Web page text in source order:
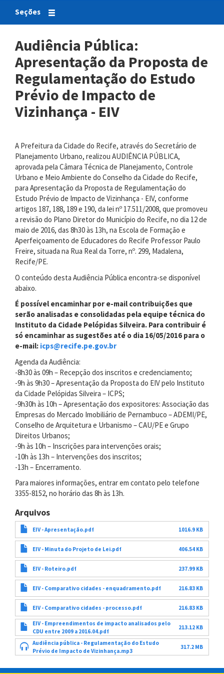
Seções
Audiência Pública:
Apresentação da Proposta de
Regulamentação do Estudo
Prévio de Impacto de
Vizinhança - EIV
A Prefeitura da Cidade do Recife, através do Secretário de
Planejamento Urbano, realizou AUDIÊNCIA PÚBLICA,
aprovada pela Câmara Técnica de Planejamento, Controle
Urbano e Meio Ambiente do Conselho da Cidade do Recife,
para Apresentação da Proposta de Regulamentação do
Estudo Prévio de Impacto de Vizinhança - EIV, conforme
artigos 187, 188, 189 e 190, da lei nº 17.511/2008, que promoveu
a revisão do Plano Diretor do Município do Recife, no dia 12 de
maio de 2016, das 8h30 às 13h, na Escola de Formação e
Aperfeiçoamento de Educadores do Recife Professor Paulo
Freire, situada na Rua Real da Torre, nº. 299, Madalena,
Recife/PE.
O conteúdo desta Audiência Pública encontra-se disponível
abaixo.
É possível encaminhar por e-mail contribuições que
serão analisadas e consolidadas pela equipe técnica do
Instituto da Cidade Pelópidas Silveira. Para contribuir é
só encaminhar as sugestões até o dia 16/05/2016 para o
e-mail: icps@recife.pe.gov.br
Agenda da Audiência:
-8h30 às 09h – Recepção dos inscritos e credenciamento;
-9h às 9h30 – Apresentação da Proposta do EIV pelo Instituto
da Cidade Pelópidas Silveira – ICPS;
-9h30h às 10h – Apresentação dos expositores: Associação das
Empresas do Mercado Imobiliário de Pernambuco – ADEMI/PE,
Conselho de Arquitetura e Urbanismo – CAU/PE e Grupo
Direitos Urbanos;
-9h às 10h – Inscrições para intervenções orais;
-10h às 13h – Intervenções dos inscritos;
-13h – Encerramento.
Para maiores informações, entrar em contato pelo telefone
3355-8152, no horário das 8h às 13h.
Arquivos
EIV - Apresentação.pdf 1016.9 KB
EIV - Minuta do Projeto de Lei.pdf 406.54 KB
EIV - Roteiro.pdf 237.99 KB
EIV - Comparativo cidades - enquadramento.pdf 216.83 KB
EIV - Comparativo cidades - processo.pdf 216.83 KB
EIV - Empreendimentos de impacto analisados pelo
CDU entre 2009 a 2016.04.pdf
213.12 KB
Audiência pública - Regulamentação do Estudo
Prévio de Impacto de Vizinhança.mp3
317.2 MB